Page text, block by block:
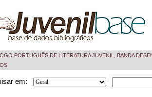
PORTUGUÊS DE LITERATURA JUVENIL, BANDA
em: